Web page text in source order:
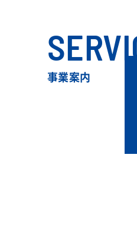
事業案内